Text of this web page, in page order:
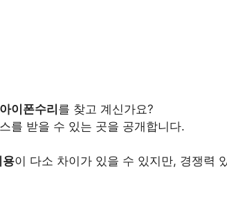
아이폰수리를 찾고 계신가요?
를 받을 수 있는 곳을 공개합니다.
용이 다소 차이가 있을 수 있지만, 경쟁력